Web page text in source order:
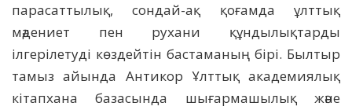
парасаттылық, сондай-ақ қоғамда ұлттық
мәдениет пен рухани құндылықтарды
ілгерілетуді көздейтін бастаманың бірі. Былтыр
тамыз айында Антикор Ұлттық академиялық
кітапхана базасында шығармашылық және